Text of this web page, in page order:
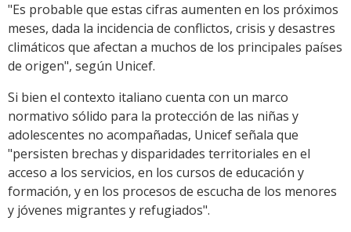
"Es probable que estas cifras aumenten en los próximos
meses, dada la incidencia de conflictos, crisis y desastres
climáticos que afectan a muchos de los principales países
de origen", según Unicef.
Si bien el contexto italiano cuenta con un marco
normativo sólido para la protección de las niñas y
adolescentes no acompañadas, Unicef señala que
"persisten brechas y disparidades territoriales en el
acceso a los servicios, en los cursos de educación y
formación, y en los procesos de escucha de los menores
y jóvenes migrantes y refugiados".